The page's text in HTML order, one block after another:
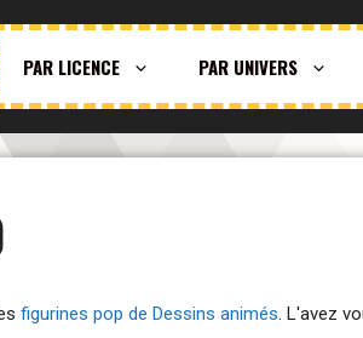
PAR LICENCE PAR UNIVERS
figurines pop de Dessins animés. L'avez